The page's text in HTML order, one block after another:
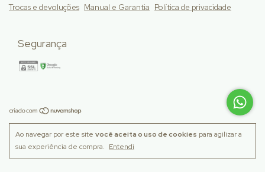
Ao navegar por este site você aceita o uso de cookies para agilizar a
sua experiência de compra. Entendi
Trocas e devoluções Manual e Garantia Política de privacidade
Segurança
Copyright Mazco . Decor - 39273777000165 - 2026. Todos os
direitos reservados.